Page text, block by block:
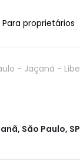
Para proprietários
- Jaçanã -
São Paulo, SP